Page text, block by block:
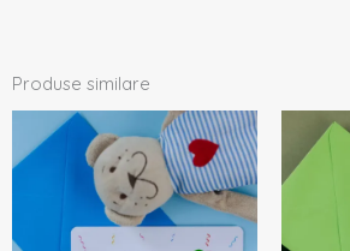
Produse similare